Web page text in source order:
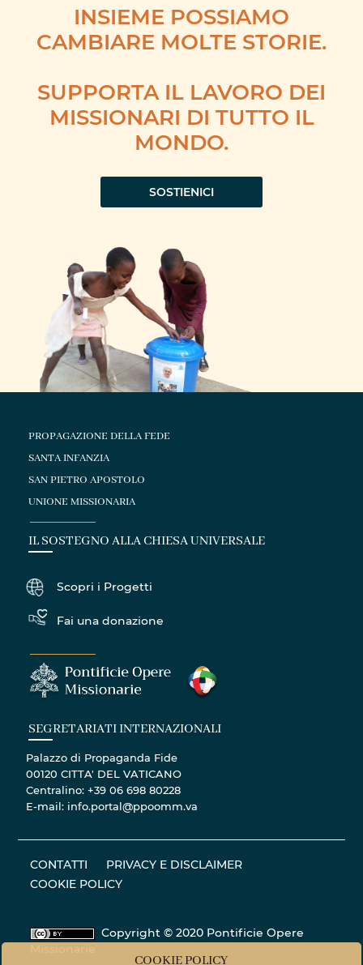
INSIEME POSSIAMO
CAMBIARE MOLTE STORIE.
SUPPORTA IL LAVORO DEI
MISSIONARI DI TUTTO IL
MONDO.
SOSTIENICI
PROPAGAZIONE DELLA FEDE
SANTA INFANZIA
SAN PIETRO APOSTOLO
UNIONE MISSIONARIA
IL SOSTEGNO ALLA CHIESA UNIVERSALE
Scopri i Progetti
Fai una donazione
SEGRETARIATI INTERNAZIONALI
Palazzo di Propaganda Fide
00120 CITTA' DEL VATICANO
Centralino: +39 06 698 80228
E-mail: info.portal@ppoomm.va
CONTATTI
PRIVACY E DISCLAIMER
COOKIE POLICY
Copyright © 2020 Pontificie Opere
COOKIE POLICY